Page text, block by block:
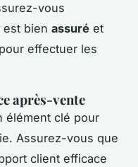
vous
est bien assuré et
effectuer les
après-vente
élément clé pour
Assurez-vous que
client efficace